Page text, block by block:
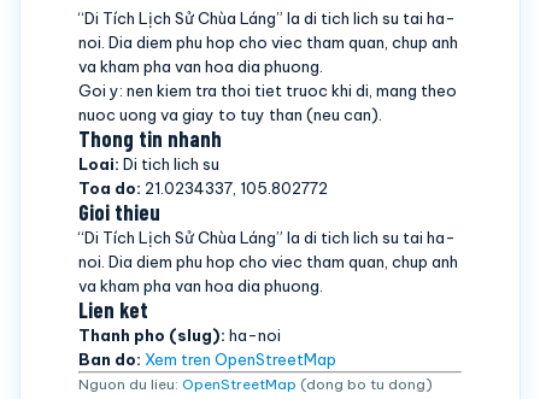
“Di Tích Lịch Sử Chùa Láng” la di tich lich su tai ha-
noi. Dia diem phu hop cho viec tham quan, chup anh
va kham pha van hoa dia phuong.
Goi y: nen kiem tra thoi tiet truoc khi di, mang theo
nuoc uong va giay to tuy than (neu can).
Thong tin nhanh
Loai: Di tich lich su
Toa do: 21.0234337, 105.802772
Gioi thieu
“Di Tích Lịch Sử Chùa Láng” la di tich lich su tai ha-
noi. Dia diem phu hop cho viec tham quan, chup anh
va kham pha van hoa dia phuong.
Lien ket
Thanh pho (slug): ha-noi
Ban do: Xem tren OpenStreetMap
Nguon du lieu: OpenStreetMap (dong bo tu dong)